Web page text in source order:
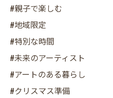
#親子で楽しむ
#地域限定
#特別な時間
#未来のアーティスト
#アートのある暮らし
#クリスマス準備